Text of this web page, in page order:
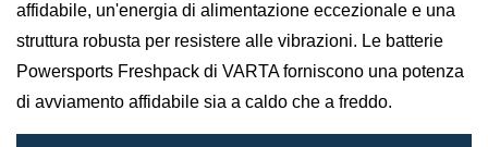
affidabile, un'energia di alimentazione eccezionale e una
struttura robusta per resistere alle vibrazioni. Le batterie
Powersports Freshpack di VARTA forniscono una potenza
di avviamento affidabile sia a caldo che a freddo.